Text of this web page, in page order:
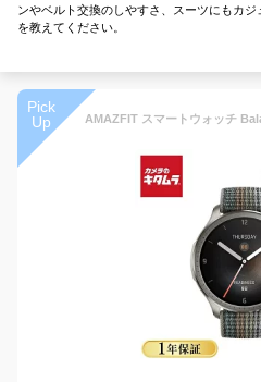
ンやベルト交換のしやすさ、スーツにもカ
を教えてください。
Pick
Up